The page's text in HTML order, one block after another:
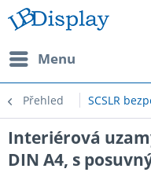
Menu
Přehled SCSLR
Interiérová
DIN A4, s